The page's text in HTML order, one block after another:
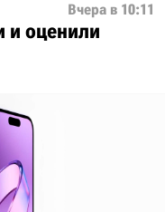
Вчера в 10:11
и оценили